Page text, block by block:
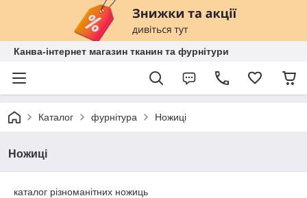
Канва-інтернет магазин тканин та фурнітури
Каталог фурнітура Ножиці
Ножиці
каталог різноманітних ножиць